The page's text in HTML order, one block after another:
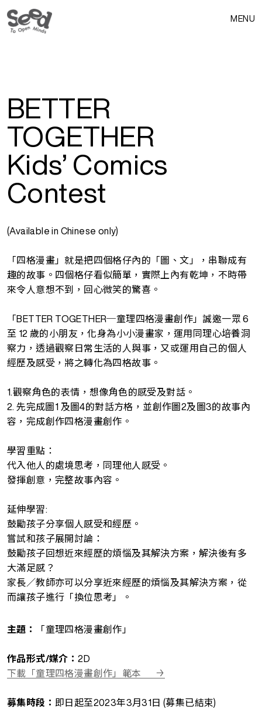
MENU
BETTER
TOGETHER
Kids’ Comics
Contest
(Available in Chinese only)
「四格漫畫」就是把四個格仔內的「圖、文」，串聯成有
趣的故事。四個格仔看似簡單，實際上內有乾坤，不時帶
來令人意想不到，回心微笑的驚喜。
「BETTER TOGETHER─童理四格漫畫創作」誠邀一眾 6
至 12 歲的小朋友，化身為小小漫畫家，運用同理心培養洞
察力，透過觀察日常生活的人與事，又或運用自己的個人
經歷及感受，將之轉化為四格故事。
1.觀察角色的表情，想像角色的感受及對話。
2. 先完成圖1 及圖4的對話方格，並創作圖2及圖3的故事內
容，完成創作四格漫畫創作。
學習重點：
代入他人的處境思考，同理他人感受。
發揮創意，完整故事內容。
延伸學習:
鼓勵孩子分享個人感受和經歷。
嘗試和孩子展開討論：
鼓勵孩子回想近來經歷的煩惱及其解決方案，解決後有多
大滿足感？
家長／教師亦可以分享近來經歷的煩惱及其解決方案，從
而讓孩子進行「換位思考」。
主題： 「童理四格漫畫創作」
作品形式/媒介：2D
下載「童理四格漫畫創作」範本
募集時段： 即日起至2023年3月31日 (募集已結束)